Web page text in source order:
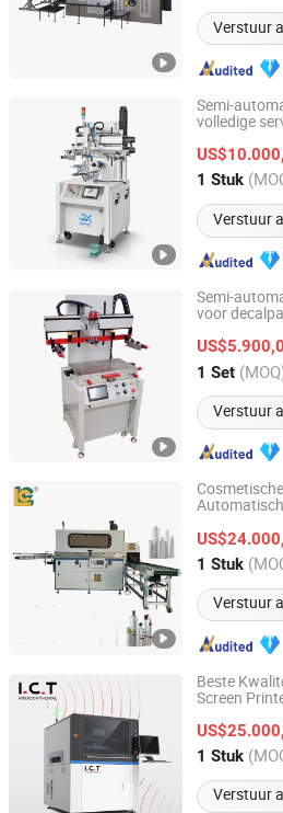
Verstuur
Semi-
volledige
1 Stuk
Verstuur
Shenzhen Shengxin Automation
Guangdong, China
Semi-
voor
1 Set
Verstuur
Dongguan Hoystar Machinery Co.,
Guangdong, China
1 Stuk
Verstuur
LUEN CHEONG PRINTING
Guangdong, China
Beste
Screen
1 Stuk
Verstuur
Dongguan ICT Technology Co.,Ltd.
Guangdong, China